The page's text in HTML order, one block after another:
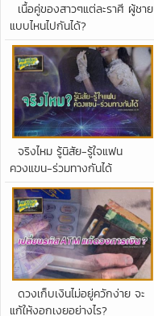
เนื้อคู่ของสาวๆแต่ละราศี ผู้ชาย
แบบไหนไปกันได้?
จริงไหม รู้นิสัย-รู้ใจแฟน
ควงแขน-ร่วมทางกันได้
ดวงเก็บเงินไม่อยู่ควักง่าย จะ
แก้ให้งอกเงยอย่างไร?